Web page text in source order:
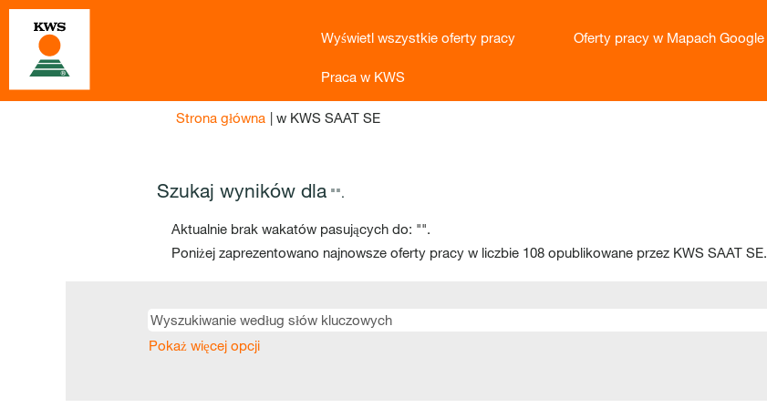
Wyświetl wszystkie oferty pracy Oferty pracy w Mapach Google
Praca w KWS
Strona główna | w KWS SAAT SE(bieżąca
Szukaj wyników dla "".
Aktualnie brak wakatów pasujących do: "".
Poniżej zaprezentowano najnowsze oferty pracy w liczbie 108 opublikowane przez KWS SAAT SE.
Pokaż więcej opcji